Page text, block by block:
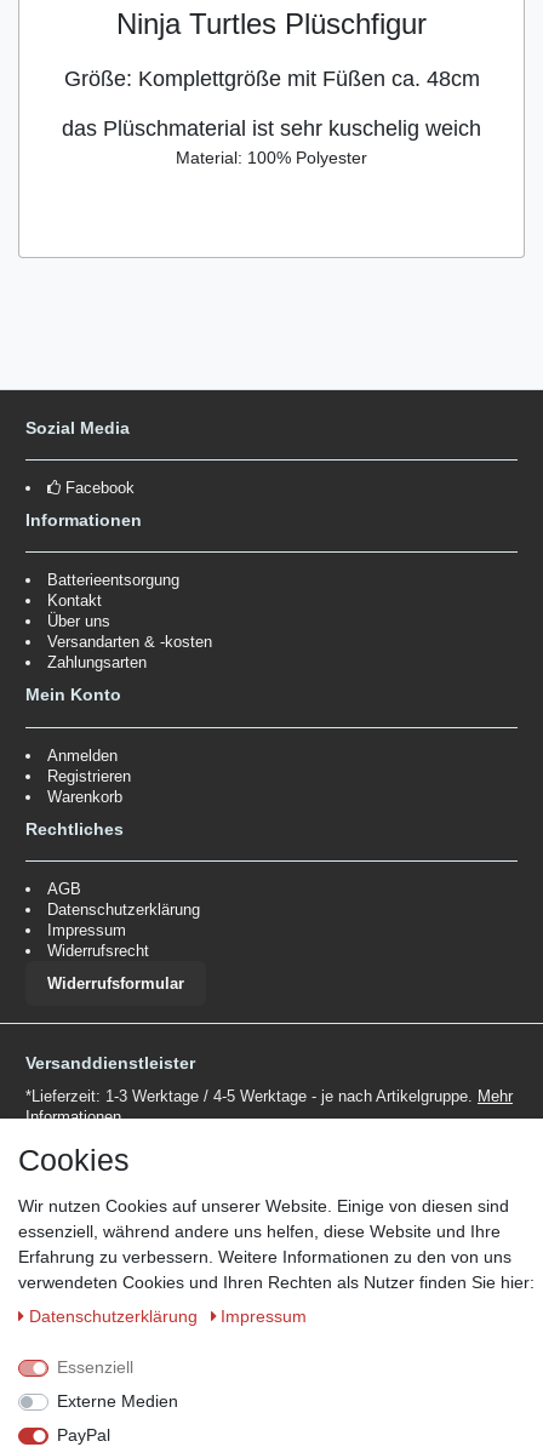
Ninja Turtles Plüschfigur
Größe: Komplettgröße mit Füßen ca. 48cm
das Plüschmaterial ist sehr kuschelig weich
Material: 100% Polyester
Sozial Media
Facebook
Informationen
Batterieentsorgung
Kontakt
Über uns
Versandarten & -kosten
Zahlungsarten
Mein Konto
Anmelden
Registrieren
Warenkorb
Rechtliches
AGB
Datenschutzerklärung
Impressum
Widerrufsrecht
Widerrufsformular
Versanddienstleister
*Lieferzeit: 1-3 Werktage / 4-5 Werktage - je nach Artikelgruppe. Mehr
Informationen
Zahlungsmöglichkeiten
Zahlungsarten auszuschließen.Mehr Informationen
Cookies
Wir nutzen Cookies auf unserer Website. Einige von diesen sind
essenziell, während andere uns helfen, diese Website und Ihre
Erfahrung zu verbessern. Weitere Informationen zu den von uns
verwendeten Cookies und Ihren Rechten als Nutzer finden Sie hier:
Daten­schutz­erklärung
Impressum
Essenziell
Externe Medien
PayPal